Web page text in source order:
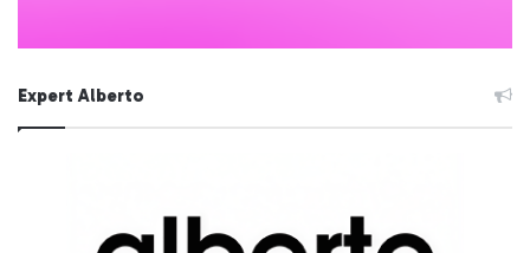
Expert Alberto